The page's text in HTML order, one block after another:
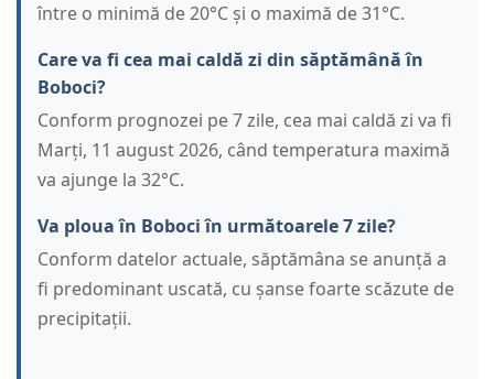
între o minimă de 20°C și o maximă de 31°C.
Care va fi cea mai caldă zi din săptămână în
Boboci?
Conform prognozei pe 7 zile, cea mai caldă zi va fi
Marți, 11 august 2026, când temperatura maximă
va ajunge la 32°C.
Va ploua în Boboci în următoarele 7 zile?
Conform datelor actuale, săptămâna se anunță a
fi predominant uscată, cu șanse foarte scăzute de
precipitații.